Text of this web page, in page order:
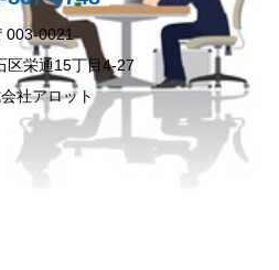
003-0021
区栄通15丁目4-27
社アロット